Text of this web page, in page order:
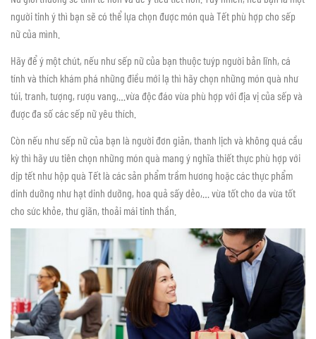
người tinh ý thì bạn sẽ có thể lựa chọn được món quà Tết phù hợp cho sếp
nữ của mình.
Hãy để ý một chút, nếu như sếp nữ của bạn thuộc tuýp người bản lĩnh, cá
tính và thích khám phá những điều mới lạ thì hãy chọn những món quà như
túi, tranh, tượng, rượu vang,…vừa độc đáo vừa phù hợp với địa vị của sếp và
được đa số các sếp nữ yêu thích.
Còn nếu như sếp nữ của bạn là người đơn giản, thanh lịch và không quá cầu
kỳ thì hãy ưu tiên chọn những món quà mang ý nghĩa thiết thực phù hợp với
dịp tết như hộp quà Tết là các sản phẩm trầm hương hoặc các thực phẩm
dinh dưỡng như hạt dinh dưỡng, hoa quả sấy dẻo,… vừa tốt cho da vừa tốt
cho sức khỏe, thư giãn, thoải mái tinh thần.